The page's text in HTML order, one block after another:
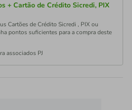
+ Cartão de Crédito Sicredi, PIX
Cartões de Crédito Sicredi , PIX ou
pontos suficientes para a compra deste
associados PJ